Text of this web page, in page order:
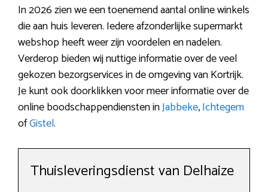
In 2026 zien we een toenemend aantal online winkels
die aan huis leveren. Iedere afzonderlijke supermarkt
webshop heeft weer zijn voordelen en nadelen.
Verderop bieden wij nuttige informatie over de veel
gekozen bezorgservices in de omgeving van Kortrijk.
Je kunt ook doorklikken voor meer informatie over de
online boodschappendiensten inJabbeke,Ichtegem
ofGistel.
Thuisleveringsdienst van Delhaize